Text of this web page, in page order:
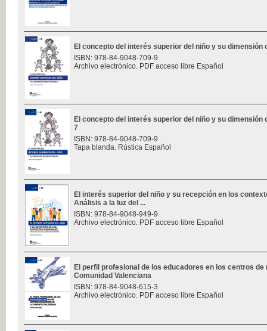
El concepto del interés superior del niño y su dimensión
ISBN: 978-84-9048-709-9
Archivo electrónico. PDF acceso libre Español
El concepto del interés superior del niño y su dimensión
7
ISBN: 978-84-9048-709-9
Tapa blanda. Rústica Español
El interés superior del niño y su recepción en los
Análisis a la luz del ...
ISBN: 978-84-9048-949-9
Archivo electrónico. PDF acceso libre Español
El perfil profesional de los educadores en los centros de
Comunidad Valenciana
ISBN: 978-84-9048-615-3
Archivo electrónico. PDF acceso libre Español